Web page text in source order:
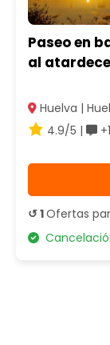
Paseo en
al
Huelva |
4.9/5 |
↺ 1Ofertas